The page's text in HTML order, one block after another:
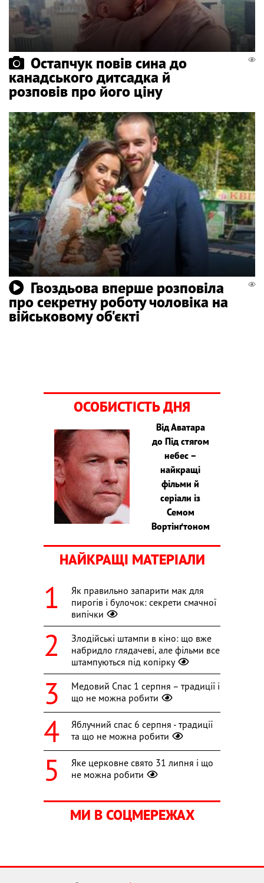
Остапчук повів сина до
канадського дитсадка й
розповів про його ціну
Гвоздьова вперше розповіла
про секретну роботу чоловіка на
військовому об'єкті
ОСОБИСТІСТЬ ДНЯ
Від Аватара
до Під стягом
небес –
найкращі
фільми й
серіали із
Семом
Вортінґтоном
НАЙКРАЩІ МАТЕРІАЛИ
Як правильно запарити мак для
пирогів і булочок: секрети смачної
випічки
Злодійські штампи в кіно: що вже
набридло глядачеві, але фільми все
штампуються під копірку
Медовий Спас 1 серпня – традиції і
що не можна робити
Яблучний спас 6 серпня - традиції
та що не можна робити
Яке церковне свято 31 липня і що
не можна робити
МИ В СОЦМЕРЕЖАХ